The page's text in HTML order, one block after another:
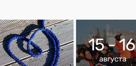
15 - 16
августа